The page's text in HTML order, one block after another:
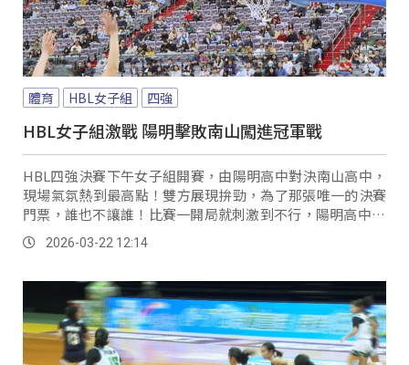
體育 HBL女子組 四強
HBL女子組激戰 陽明擊敗南山闖進冠軍戰
HBL四強決賽下午女子組開賽，由陽明高中對決南山高中，
現場氣氛熱到最高點！雙方展現拚勁，為了那張唯一的決賽
門票，誰也不讓誰！比賽一開局就刺激到不行，陽明高中12
號陳芯在籃下強勢取分，但南山高中緊咬不放，雙方打得激
烈，不過陽明高中將節奏緊握手中，第三節的進攻、防守展
機，但南山高中在第四節狂飆三分球試圖反撲，要與陽明抗
衡到最後一刻！ 南山高中總教練...。
2026-03-22 12:14